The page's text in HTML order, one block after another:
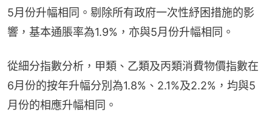
5月份升幅相同。剔除所有政府一次性紓困措施的影
響，基本通脹率為1.9%，亦與5月份升幅相同。
從細分指數分析，甲類、乙類及丙類消費物價指數在
6月份的按年升幅分別為1.8%、2.1%及2.2%，均與5
月份的相應升幅相同。